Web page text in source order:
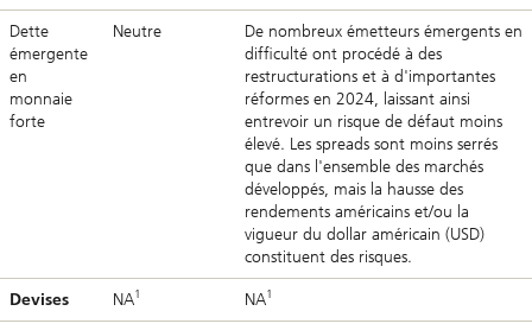
Dette
émergente
en
monnaie
forte
Neutre
De nombreux émetteurs émergents en
difficulté ont procédé à des
restructurations et à d'importantes
réformes en 2024, laissant ainsi
entrevoir un risque de défaut moins
élevé. Les spreads sont moins serrés
que dans l'ensemble des marchés
développés, mais la hausse des
rendements américains et/ou la
vigueur du dollar américain (USD)
constituent des risques.
Devises NA1 NA1